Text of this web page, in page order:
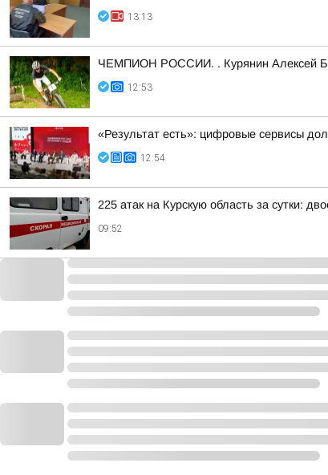
13:13
ЧЕМПИОН РОССИИ. . Курянин Алексей
12:53
«Результат есть»: цифровые сервисы
12:54
225 атак на Курскую область за сутки:
09:52